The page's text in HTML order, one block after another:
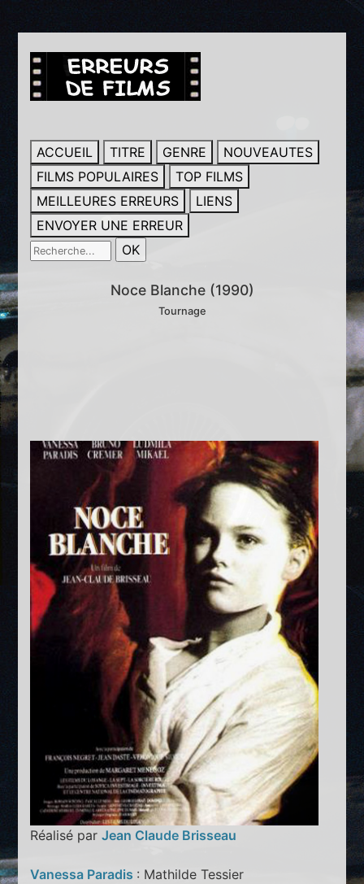
ACCUEIL TITRE GENRE
NOUVEAUTES
FILMS POPULAIRES
TOP FILMS
MEILLEURES ERREURS
LIENS
ENVOYER UNE ERREUR
Noce Blanche (1990)
Tournage
Réalisé parJean Claude Brisseau
Vanessa Paradis : Mathilde Tessier